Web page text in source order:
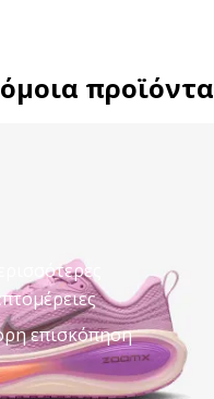
προϊόντα
επισκόπηση